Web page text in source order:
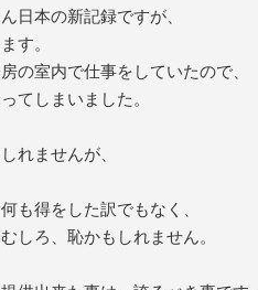
日本の新記録ですが、
す。
の室内で仕事をしていたので、
てしまいました。
れませんが、
も得をした訳でもなく、
しろ、恥かもしれません。